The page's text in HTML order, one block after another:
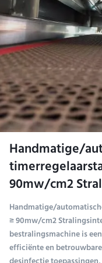
Handmatige/
90mw/cm2
Handmatige/
≥ 90mw/cm2
bestralingsmachine is
efficiënte en